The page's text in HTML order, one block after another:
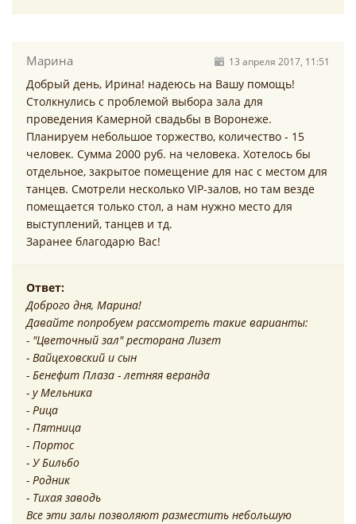
Марина 13 апреля 2017, 11:51
Добрый день, Ирина! надеюсь на Вашу помощь!
Столкнулись с проблемой выбора зала для
проведения Камерной свадьбы в Воронеже.
Планируем небольшое торжество, количество - 15
человек. Сумма 2000 руб. на человека. Хотелось бы
отдельное, закрытое помещение для нас с местом для
танцев. Смотрели несколько VIP-залов, но там везде
помещается только стол, а нам нужно место для
выступлений, танцев и тд.
Заранее благодарю Вас!
Ответ:
Доброго дня, Марина!
Давайте попробуем рассмотреть такие варианты:
- "Цветочный зал" ресторана Лизет
- Вайцеховский и сын
- Бенефит Плаза - летняя веранда
- у Мельника
- Рица
- Пятница
- Портос
- У Бильбо
- Родник
- Тихая заводь
Все эти залы позволяют разместить небольшую